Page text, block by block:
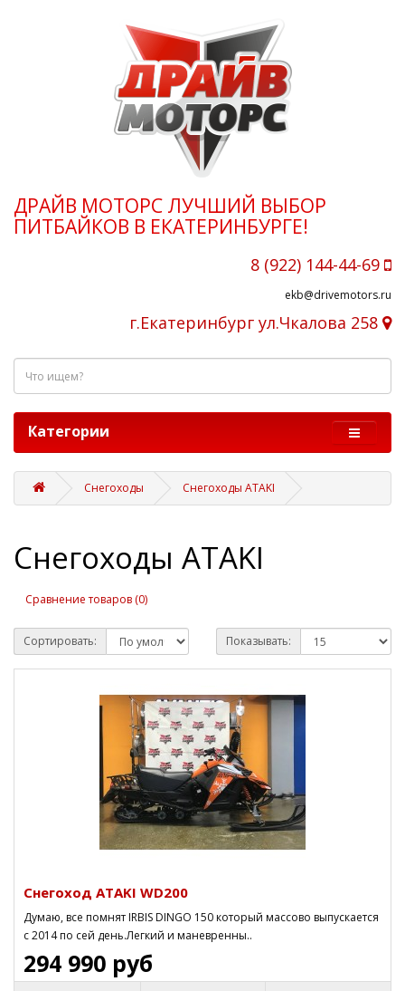
ДРАЙВ МОТОРС ЛУЧШИЙ ВЫБОР
ПИТБАЙКОВ В ЕКАТЕРИНБУРГЕ!
8 (922) 144-44-69
ekb@drivemotors.ru
г.Екатеринбург ул.Чкалова 258
Категории
Снегоходы Снегоходы ATAKI
Снегоходы ATAKI
Сравнение товаров (0)
Сортировать: Показывать:
Снегоход ATAKI WD200
Думаю, все помнят IRBIS DINGO 150 который массово выпускается
с 2014 по сей день.Легкий и маневренны..
294 990 руб